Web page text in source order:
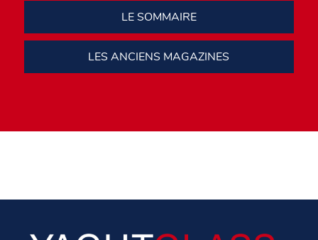
LE SOMMAIRE
LES ANCIENS MAGAZINES